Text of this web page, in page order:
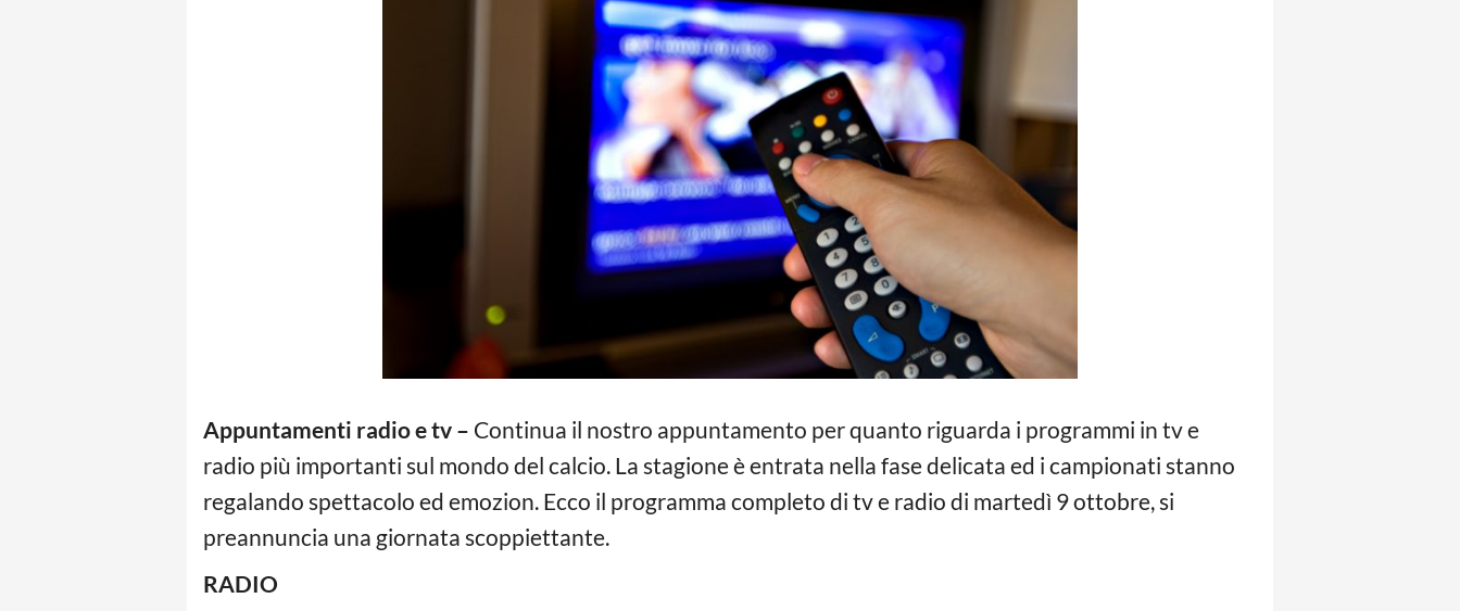
Appuntamenti radio e tv – Continua il nostro appuntamento per quanto riguarda i programmi in tv e
radio più importanti sul mondo del calcio. La stagione è entrata nella fase delicata ed i campionati stanno
regalando spettacolo ed emozion. Ecco il programma completo di tv e radio di martedì 9 ottobre, si
preannuncia una giornata scoppiettante.
RADIO